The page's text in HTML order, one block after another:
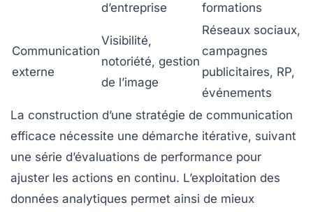
d’entreprise
formations
Communication
externe
Visibilité,
notoriété, gestion
de l’image
Réseaux sociaux,
campagnes
publicitaires, RP,
événements
La construction d’une stratégie de communication
efficace nécessite une démarche itérative, suivant
une série d’évaluations de performance pour
ajuster les actions en continu. L’exploitation des
données analytiques permet ainsi de mieux